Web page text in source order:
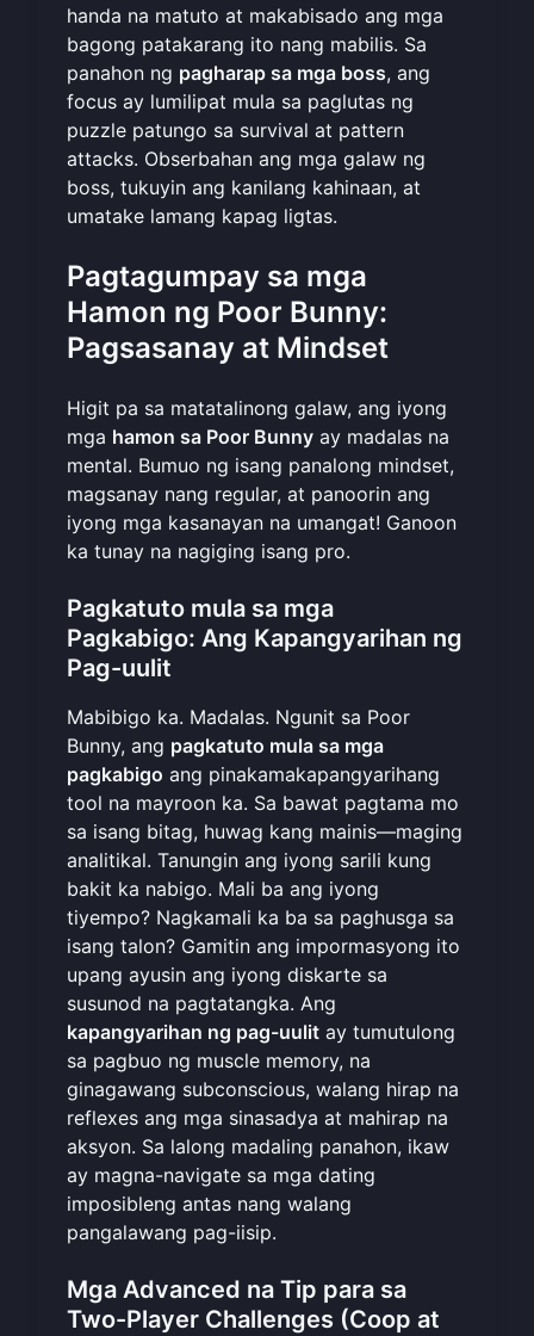
handa na matuto at makabisado ang mga
bagong patakarang ito nang mabilis. Sa
panahon ng pagharap sa mga boss, ang
focus ay lumilipat mula sa paglutas ng
puzzle patungo sa survival at pattern
attacks. Obserbahan ang mga galaw ng
boss, tukuyin ang kanilang kahinaan, at
umatake lamang kapag ligtas.
Pagtagumpay sa mga
Hamon ng Poor Bunny:
Pagsasanay at Mindset
Higit pa sa matatalinong galaw, ang iyong
mga hamon sa Poor Bunny ay madalas na
mental. Bumuo ng isang panalong mindset,
magsanay nang regular, at panoorin ang
iyong mga kasanayan na umangat! Ganoon
ka tunay na nagiging isang pro.
Pagkatuto mula sa mga
Pagkabigo: Ang Kapangyarihan ng
Pag-uulit
Mabibigo ka. Madalas. Ngunit sa Poor
Bunny, ang pagkatuto mula sa mga
pagkabigo ang pinakamakapangyarihang
tool na mayroon ka. Sa bawat pagtama mo
sa isang bitag, huwag kang mainis—maging
analitikal. Tanungin ang iyong sarili kung
bakit ka nabigo. Mali ba ang iyong
tiyempo? Nagkamali ka ba sa paghusga sa
isang talon? Gamitin ang impormasyong ito
upang ayusin ang iyong diskarte sa
susunod na pagtatangka. Ang
kapangyarihan ng pag-uulit ay tumutulong
sa pagbuo ng muscle memory, na
ginagawang subconscious, walang hirap na
reflexes ang mga sinasadya at mahirap na
aksyon. Sa lalong madaling panahon, ikaw
ay magna-navigate sa mga dating
imposibleng antas nang walang
pangalawang pag-iisip.
Mga Advanced na Tip para sa
Two-Player Challenges (Coop at